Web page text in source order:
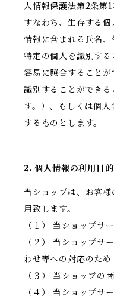
人情報保護法第2条第
すなわち、生存する
情報に含まれる氏名
特定の個人を識別す
容易に照合すること
識別することができ
す。）、もしくは個
するものとします。
2. 個人情報の利用目的
当ショップは、お客
用致します。
（１） 当ショップサ
（２） 当ショップサ
わせ等への対応のため
（３） 当ショップの
（４） 当ショップサ